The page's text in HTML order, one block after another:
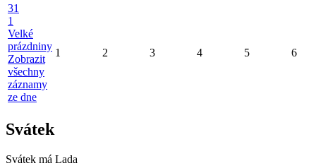
31
1
Velké
prázdniny
Zobrazit
všechny
záznamy
ze dne
1 2 3 4 5 6
Svátek
Svátek má Lada